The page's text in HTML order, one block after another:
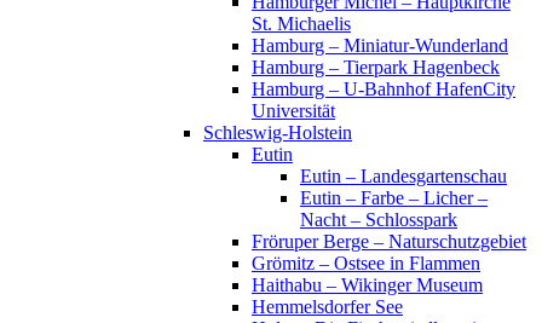
St. Michaelis
Hamburg – Miniatur-Wunderland
Hamburg – Tierpark Hagenbeck
Hamburg – U-Bahnhof HafenCity
Universität
Schleswig-Holstein
Eutin
Eutin – Landesgartenschau
Eutin – Farbe – Licher –
Nacht – Schlosspark
Fröruper Berge – Naturschutzgebiet
Grömitz – Ostsee in Flammen
Haithabu – Wikinger Museum
Hemmelsdorfer See